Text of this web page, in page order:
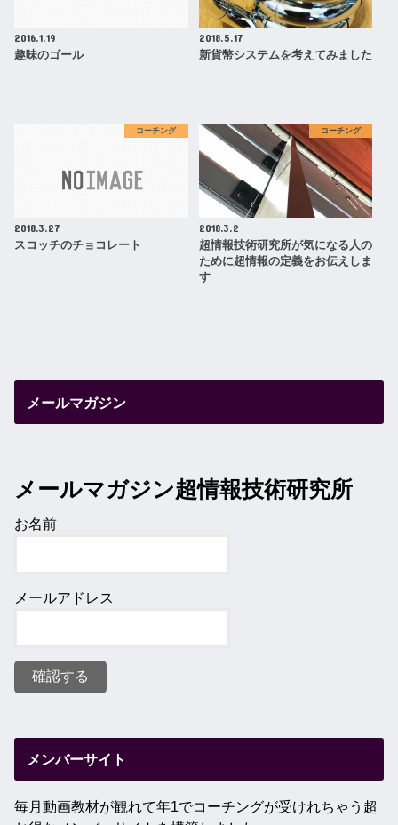
2016.1.19
趣味のゴール
2018.5.17
新貨幣システムを考えてみました
コーチング
2018.3.27
スコッチのチョコレート
コーチング
2018.3.2
超情報技術研究所が気になる人の
ために超情報の定義をお伝えしま
す
メールマガジン
メールマガジン超情報技術研究所
お名前
メールアドレス
メンバーサイト
毎月動画教材が観れて年1でコーチングが受けれちゃう超